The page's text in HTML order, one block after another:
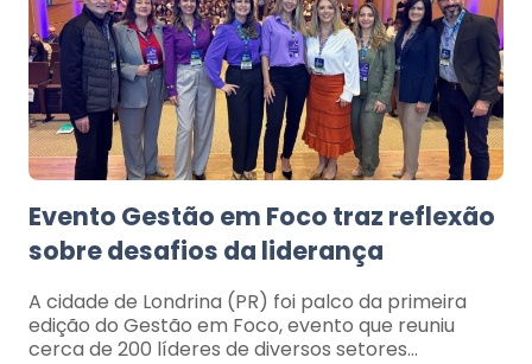
Evento Gestão em Foco traz reflexão
sobre desafios da liderança
A cidade de Londrina (PR) foi palco da primeira
edição do Gestão em Foco, evento que reuniu
cerca de 200 líderes de diversos setores…